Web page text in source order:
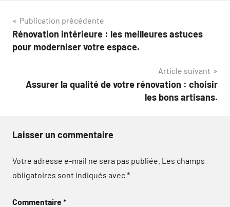
Navigation
de
Publication précédente
Rénovation intérieure : les meilleures astuces
pour moderniser votre espace.
Article suivant
Assurer la qualité de votre rénovation : choisir
les bons artisans.
Laisser un commentaire
Votre adresse e-mail ne sera pas publiée. Les champs
obligatoires sont indiqués avec*
Commentaire*